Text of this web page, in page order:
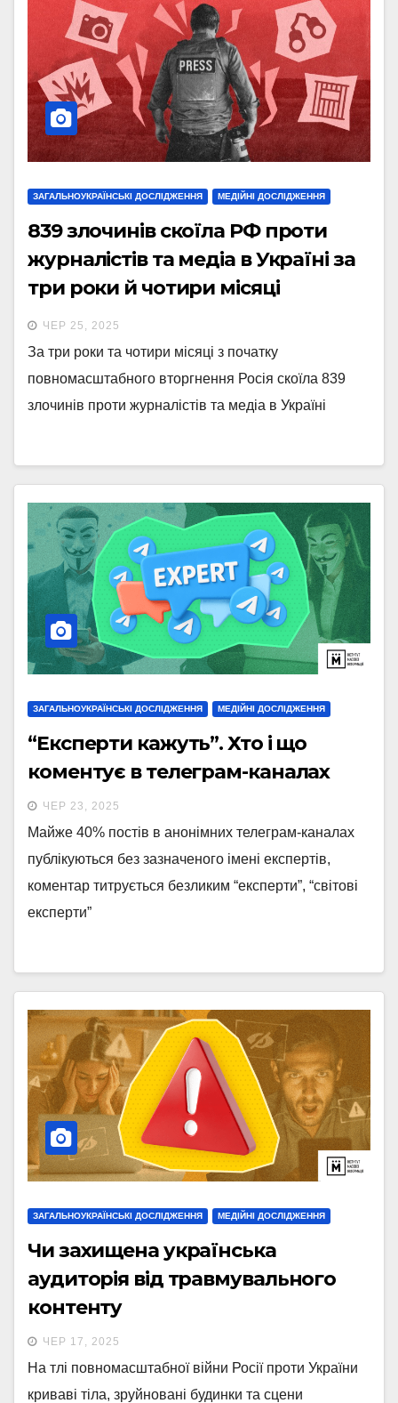
ЗАГАЛЬНОУКРАЇНСЬКІ ДОСЛІДЖЕННЯ МЕДІЙНІ ДОСЛІДЖЕННЯ
839 злочинів скоїла РФ проти
журналістів та медіа в Україні за
три роки й чотири місяці
повномасштабної війни
ЧЕР 25, 2025
За три роки та чотири місяці з початку
повномасштабного вторгнення Росія скоїла 839
злочинів проти журналістів та медіа в Україні
ЗАГАЛЬНОУКРАЇНСЬКІ ДОСЛІДЖЕННЯ МЕДІЙНІ ДОСЛІДЖЕННЯ
“Експерти кажуть”. Хто і що
коментує в телеграм-каналах
ЧЕР 23, 2025
Майже 40% постів в анонімних телеграм-каналах
публікуються без зазначеного імені експертів,
коментар титрується безликим “експерти”, “світові
експерти”
ЗАГАЛЬНОУКРАЇНСЬКІ ДОСЛІДЖЕННЯ МЕДІЙНІ ДОСЛІДЖЕННЯ
Чи захищена українська
аудиторія від травмувального
контенту
ЧЕР 17, 2025
На тлі повномасштабної війни Росії проти України
криваві тіла, зруйновані будинки та сцени